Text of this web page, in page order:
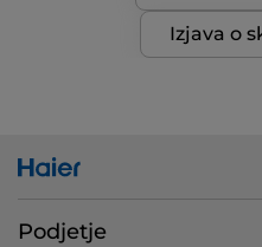
Izjava o
Podjetje